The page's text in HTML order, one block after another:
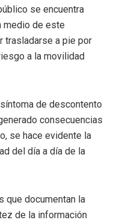
se encuentra
medio de este
trasladarse a pie por
a la movilidad
de descontento
consecuencias
se hace evidente la
del día a día de la
que documentan la
de la información